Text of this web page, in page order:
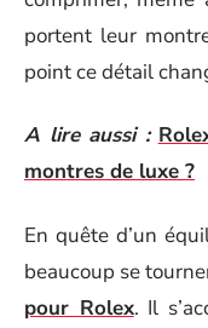
portent leur
point ce détail
A lire aussi :
montres de luxe ?
En quête d’un
beaucoup se
pour Rolex. Il